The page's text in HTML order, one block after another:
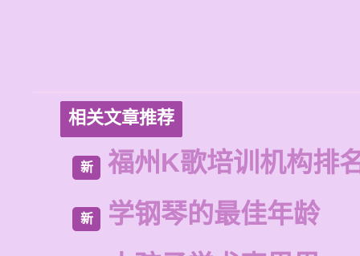
相关文章推荐
新 福州K歌培训机构排
新
学钢琴的最佳年龄